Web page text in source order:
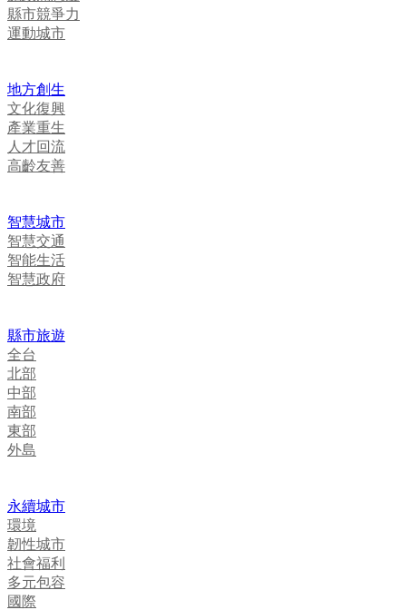
縣市競爭力
運動城市
地方創生
文化復興
產業重生
人才回流
高齡友善
智慧城市
智慧交通
智能生活
智慧政府
縣市旅遊
全台
北部
中部
南部
東部
外島
永續城市
環境
韌性城市
社會福利
多元包容
國際